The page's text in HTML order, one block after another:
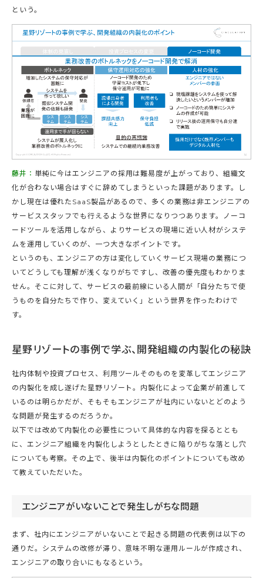
という。
藤井： 単純に今はエンジニアの採用は難易度が上がっており、組織文
化が合わない場合はすぐに辞めてしまうといった課題があります。し
かし現在は優れたSaaS製品があるので、多くの業務は非エンジニアの
サービススタッフでも行えるような世界になりつつあります。ノーコ
ードツールを活用しながら、よりサービスの現場に近い人材がシステ
ムを運用していくのが、一つ大きなポイントです。
というのも、エンジニアの方は変化していくサービス現場の業務につ
いてどうしても理解が浅くなりがちですし、改善の優先度もわかりま
せん。そこに対して、サービスの最前線にいる人間が「自分たちで使
うものを自分たちで作り、変えていく」という世界を作ったわけで
す。
星野リゾートの事例で学ぶ、開発組織の内製化の秘訣
社内体制や投資プロセス、利用ツールそのものを変革してエンジニア
の内製化を成し遂げた星野リゾート。内製化によって企業が前進して
いるのは明らかだが、そもそもエンジニアが社内にいないとどのよう
な問題が発生するのだろうか。
以下では改めて内製化の必要性について具体的な内容を探るととも
に、エンジニア組織を内製化しようとしたときに陥りがちな落とし穴
についても考察。その上で、後半は内製化のポイントについても改め
て教えていただいた。
エンジニアがいないことで発生しがちな問題
まず、社内にエンジニアがいないことで起きる問題の代表例は以下の
通りだ。システムの改修が滞り、意味不明な運用ルールが作成され、
エンジニアの取り合いにもなるという。